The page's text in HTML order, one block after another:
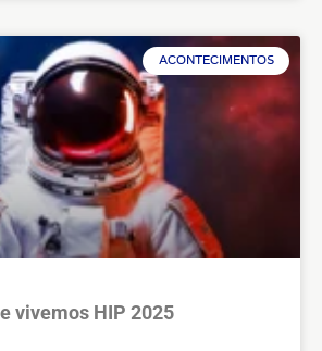
ACONTECIMENTOS
vivemos HIP 2025